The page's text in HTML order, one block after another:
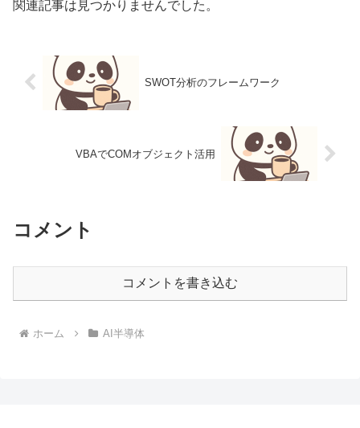
関連記事は見つかりませんでした。
SWOT分析のフレームワーク
VBAでCOMオブジェクト活用
コメント
コメントを書き込む
ホーム AI半導体